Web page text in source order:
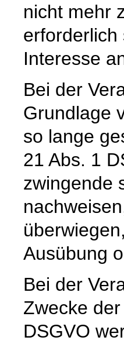
nicht mehr
erforderlich
Interesse
Bei der
Grundlage
so lange
21 Abs. 1
zwingende
Ausübung
Bei der
Zwecke
DSGVO